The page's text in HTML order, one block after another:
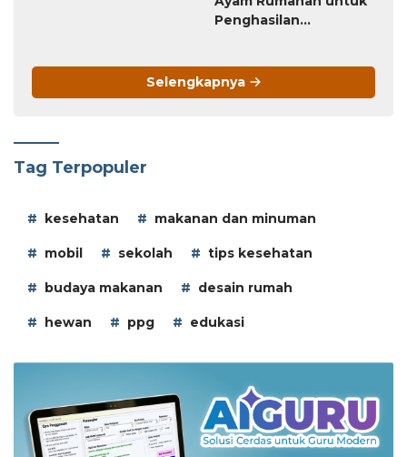
Penghasilan
Selengkapnya
Tag Terpopuler
kesehatan makanan dan minuman
mobil sekolah tips kesehatan
budaya makanan desain rumah
hewan ppg edukasi